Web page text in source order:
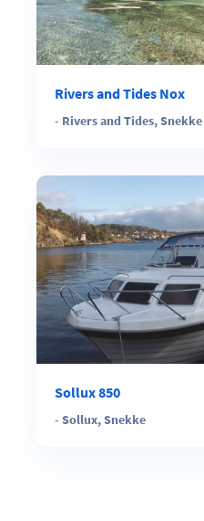
Rivers and Tides Nox
- Rivers and Tides,Snekke
Sollux 850
- Sollux,Snekke